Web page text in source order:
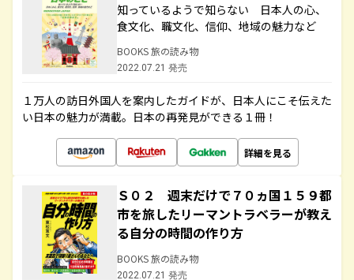
知っているようで知らない 日本人の心、
食文化、職文化、信仰、地域の魅力など
BOOKS 旅の読み物
2022.07.21 発売
１万人の訪日外国人を案内したガイドが、日本人にこそ伝えた
い日本の魅力が満載。日本の再発見ができる１冊！
詳細を見る
Ｓ０２ 週末だけで７０ヵ国１５９都
市を旅したリーマントラベラーが教え
る自分の時間の作り方
BOOKS 旅の読み物
2022.07.21 発売